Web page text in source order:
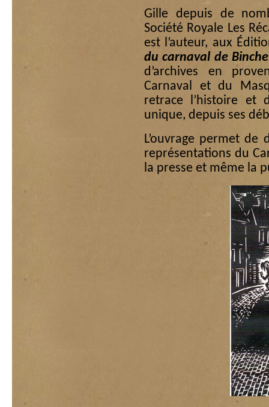
Gille depuis de
Société Royale Les
est l’auteur, aux
du carnaval de Binche
d’archives en
Carnaval et du
retrace l’histoire et
unique, depuis ses
L’ouvrage permet de
représentations du
la presse et même la